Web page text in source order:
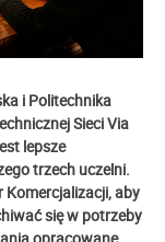
i Politechnika
Sieci Via
lepsze
trzech uczelni.
Komercjalizacji, aby
się w potrzeby